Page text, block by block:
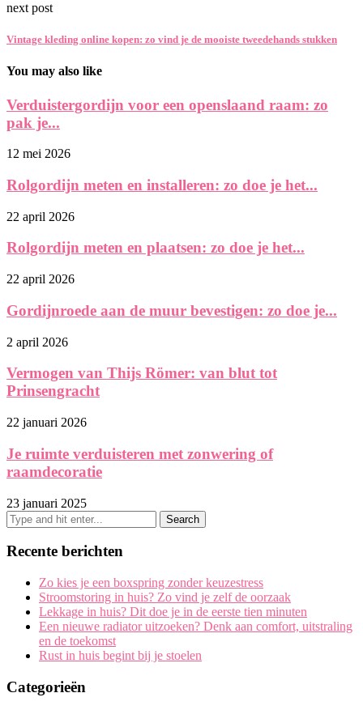
next post
Vintage kleding online kopen: zo vind je de mooiste tweedehands stukken
You may also like
Verduistergordijn voor een openslaand raam: zo
pak je...
12 mei 2026
Rolgordijn meten en installeren: zo doe je het...
22 april 2026
Rolgordijn meten en plaatsen: zo doe je het...
22 april 2026
Gordijnroede aan de muur bevestigen: zo doe je...
2 april 2026
Vermogen van Thijs Römer: van blut tot
Prinsengracht
22 januari 2026
Je ruimte verduisteren met zonwering of
raamdecoratie
23 januari 2025
Recente berichten
Zo kies je een boxspring zonder keuzestress
Stroomstoring in huis? Zo vind je zelf de oorzaak
Lekkage in huis? Dit doe je in de eerste tien minuten
Een nieuwe radiator uitzoeken? Denk aan comfort, uitstraling
en de toekomst
Rust in huis begint bij je stoelen
Categorieën